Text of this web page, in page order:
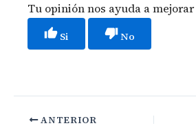
Tu opinión nos ayuda a mejorar
Si No
ANTERIOR